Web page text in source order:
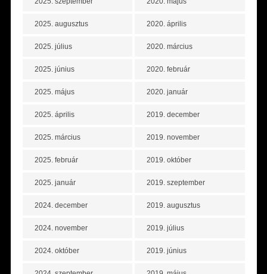
2025. augusztus
2025. július
2025. június
2025. május
2025. április
2025. március
2025. február
2025. január
2024. december
2024. november
2024. október
2020. április
2020. március
2020. február
2020. január
2019. december
2019. november
2019. október
2019. szeptember
2019. augusztus
2019. július
2019. június